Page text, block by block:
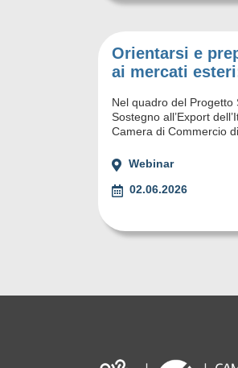
Orientarsi e
ai mercati
Nel quadro del Progetto
Sostegno all’Export
Camera di Commercio
Webinar
02.06.2026